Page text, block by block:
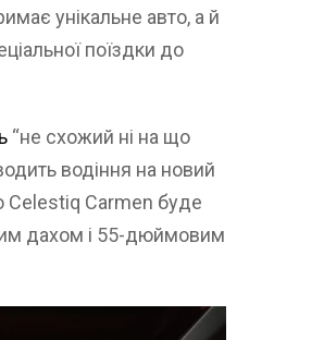
унікальне авто, а й
поїздки до
“не схожий ні на що
водіння на новий
Celestiq Carmen буде
дахом і 55-дюймовим